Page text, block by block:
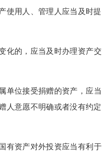
使用人、管理人应当及时提
化的，应当及时办理资产交
单位接受捐赠的资产，应当
人意愿不明确或者没有约定
有资产对外投资应当有利于